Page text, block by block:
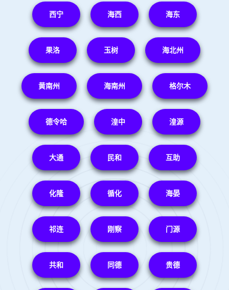
西宁 海西 海东
果洛 玉树 海北州
黄南州 海南州 格尔木
德令哈 湟中 湟源
大通 民和 互助
化隆 循化 海晏
祁连 刚察 门源
共和 同德 贵德